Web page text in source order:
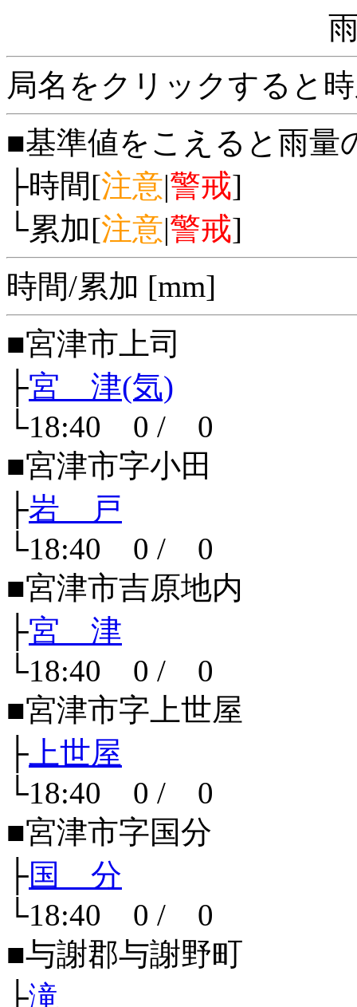
局名をクリックすると
■基準値をこえると雨量
├時間[注意|警戒]
└累加[注意|警戒]
時間/累加 [mm]
■宮津市上司
├宮 津(気)
└18:40 0 / 0
■宮津市字小田
├岩 戸
└18:40 0 / 0
■宮津市吉原地内
├宮 津
└18:40 0 / 0
■宮津市字上世屋
├ 上世屋
└18:40 0 / 0
■宮津市字国分
├国 分
└18:40 0 / 0
■与謝郡与謝野町
├滝